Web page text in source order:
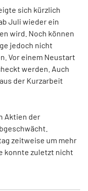
sich kürzlich
Juli wieder ein
wird. Noch können
jedoch nicht
Vor einem Neustart
werden. Auch
der Kurzarbeit
Aktien der
zeitweise um mehr
konnte zuletzt nicht